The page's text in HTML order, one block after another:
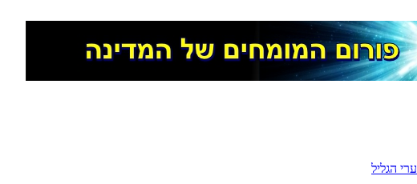
ערי הגליל